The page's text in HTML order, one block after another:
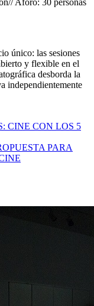
Aforo: 30 personas
único: las sesiones
y flexible en el
desborda la
CINE CON LOS 5
PARA